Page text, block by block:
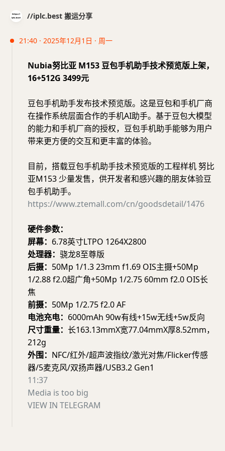
//iplc.best 搬运分享
21:40 · 2025年12月1日 · 周一
Nubia努比亚 M153 豆包手机助手技术预览版上架，
16+512G 3499元
豆包手机助手发布技术预览版。这是豆包和手机厂商
在操作系统层面合作的手机AI助手。基于豆包大模型
的能力和手机厂商的授权，豆包手机助手能够为用户
带来更方便的交互和更丰富的体验。 ​
目前，搭载豆包手机助手技术预览版的工程样机 努比
亚M153 少量发售，供开发者和感兴趣的朋友体验豆
包手机助手。
https://www.ztemall.com/cn/goodsdetail/1476
硬件参数：
屏幕： 6.78英寸LTPO 1264X2800
处理器： 骁龙8至尊版
后摄： 50Mp 1/1.3 23mm f1.69 OIS主摄+50Mp
1/2.88 f2.0超广角+50Mp 1/2.75 60mm f2.0 OIS长
焦
前摄： 50Mp 1/2.75 f2.0 AF
电池充电： 6000mAh 90w有线+15w无线+5w反向
尺寸重量： 长163.13mmX宽77.04mmX厚8.52mm，
212g
外围： NFC/红外/超声波指纹/激光对焦/Flicker传感
器/5麦克风/双扬声器/USB3.2 Gen1
11:37
Media is too big
VIEW IN TELEGRAM